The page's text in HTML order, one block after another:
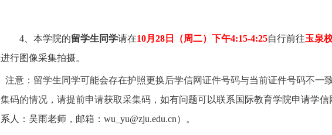
4 、本学院的留学生同学请在10月28 日（周二）下午4:15-4:25自行前往玉泉
进行图像采集拍摄。
注意：留学生同学可能会存在护照更换后学信网证件号码与当前证件号码不一
集码的情况，请提前申请获取采集码，如有问题可以联系国际教育学院申请学
系人：吴雨老师，邮箱：wu_yu@zju.edu.cn）。